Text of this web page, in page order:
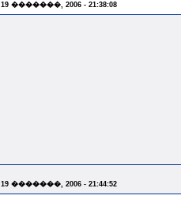
19 �������, 2006 - 21:38:08
19 �������, 2006 - 21:44:52